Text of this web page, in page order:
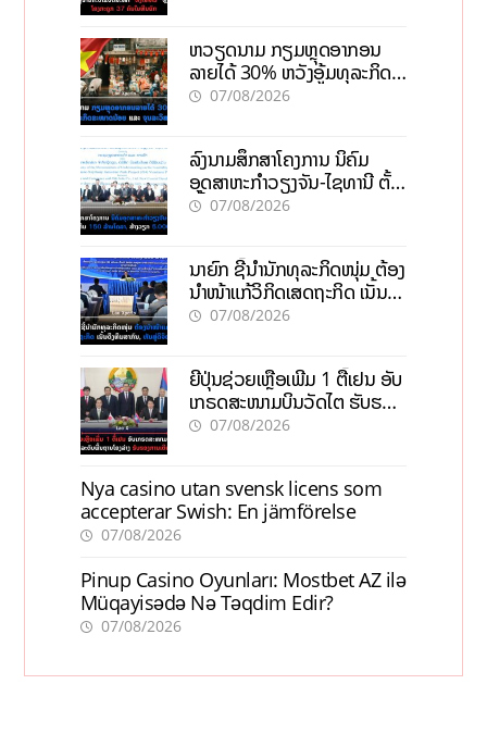
ຫວຽດນາມ ກຽມຫຼຸດອາກອນ
ລາຍໄດ້ 30% ຫວັງອູ້ມທຸລະກິດ
ຂະໜາດນ້ອຍ ແລະ ຈຸນລະ
07/08/2026
ລົງນາມສຶກສາໂຄງການ ນິຄົມ
ອຸດສາຫະກຳວຽງຈັນ-ໄຊທານີ ຕັ້ງ
ເປົ້າດຶງທຶນ 150 ລ້ານໂດລາ, ສ້າງ
07/08/2026
ນາຍົກ ຊີ້ນຳນັກທຸລະກິດໜຸ່ມ ຕ້ອງ
ນຳໜ້າແກ້ວິກິດເສດຖະກິດ ເນັ້ນດຶງ
ທຶນສາກົນ, ຫັນສູ່ດິຈິຕອນ
07/08/2026
ຍີ່ປຸ່ນຊ່ວຍເຫຼືອເພີ່ມ 1 ຕື້ເຢນ ອັບ
ເກຣດສະໜາມບິນວັດໄຕ ຮັບຮອງ
ການເຕີບໂຕ
07/08/2026
Nya casino utan svensk licens som
accepterar Swish: En jämförelse
07/08/2026
Pinup Casino Oyunları: Mostbet AZ ilə
Müqayisədə Nə Təqdim Edir?
07/08/2026